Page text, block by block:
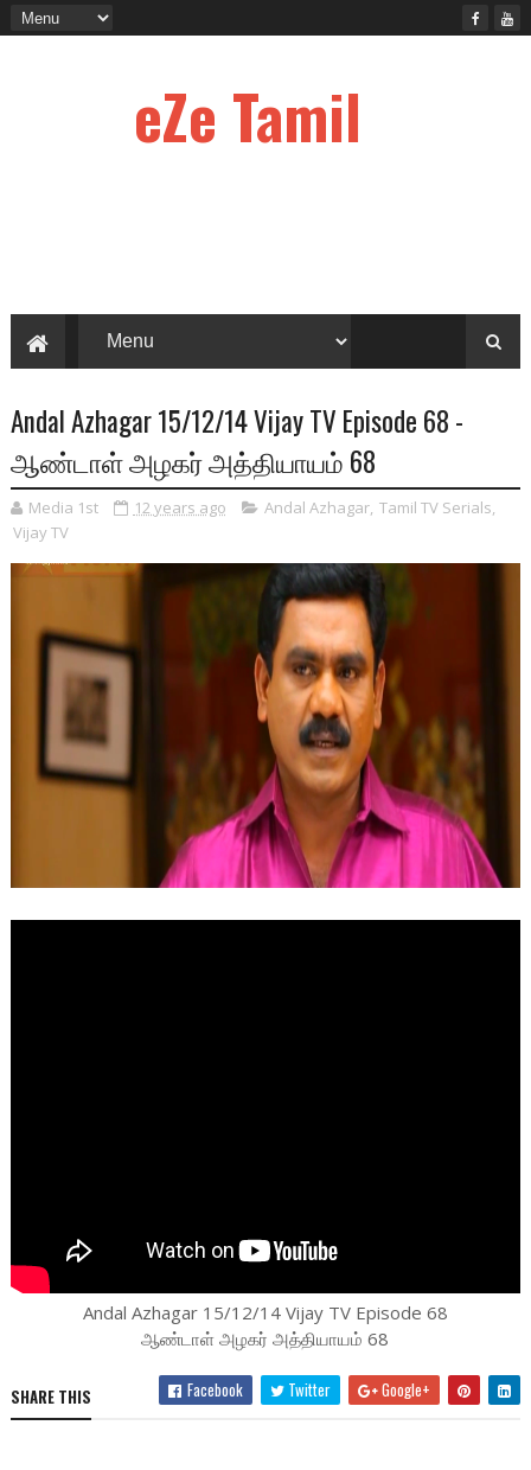
eZe Tamil
Andal Azhagar 15/12/14 Vijay TV Episode 68 -
ஆண்டாள் அழகர் அத்தியாயம் 68
Media 1st 12 years ago Andal Azhagar, Tamil TV Serials,
Vijay TV
Andal Azhagar 15/12/14 Vijay TV Episode 68
ஆண்டாள் அழகர் அத்தியாயம் 68
SHARE THIS Facebook Twitter Google+